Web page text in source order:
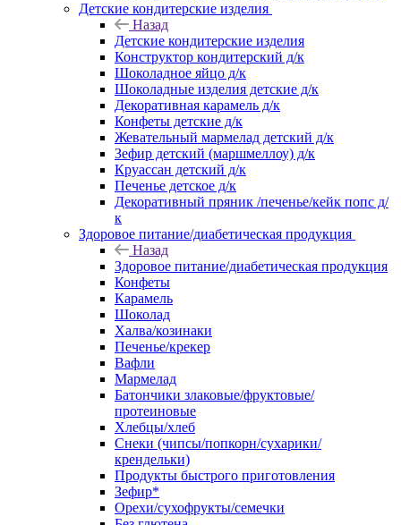
Детские кондитерские изделия
Назад
Детские кондитерские изделия
Конструктор кондитерский д/к
Шоколадное яйцо д/к
Шоколадные изделия детские д/к
Декоративная карамель д/к
Конфеты детские д/к
Жевательный мармелад детский д/к
Зефир детский (маршмеллоу) д/к
Круассан детский д/к
Печенье детское д/к
Декоративный пряник /печенье/кейк попс д/
к
Здоровое питание/диабетическая продукция
Назад
Здоровое питание/диабетическая продукция
Конфеты
Карамель
Шоколад
Халва/козинаки
Печенье/крекер
Вафли
Мармелад
Батончики злаковые/фруктовые/
протеиновые
Хлебцы/хлеб
Снеки (чипсы/попкорн/сухарики/
крендельки)
Продукты быстрого приготовления
Зефир*
Орехи/сухофрукты/семечки